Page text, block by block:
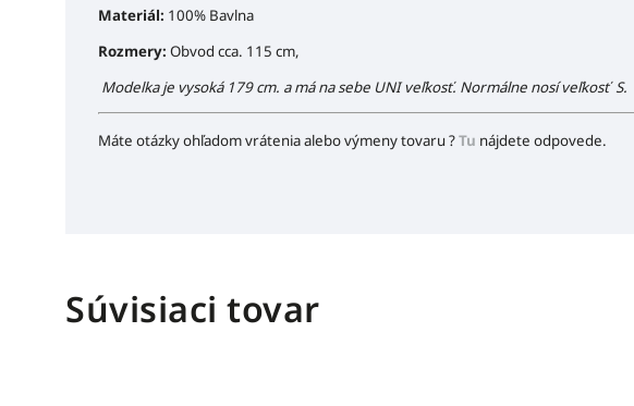
Materiál: 100% Bavlna
Rozmery: Obvod cca. 115 cm,
Modelka je vysoká 179 cm. a má na sebe UNI veľkosť. Normálne nosí veľkosť S.
Máte otázky ohľadom vrátenia alebo výmeny tovaru ?Tu nájdete odpovede.
Súvisiaci tovar